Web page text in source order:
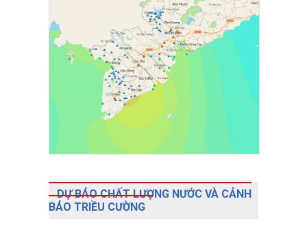
DỰ BÁO CHẤT LƯỢNG NƯỚC VÀ CẢNH
BÁO TRIỀU CƯỜNG